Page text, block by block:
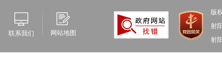
联系我们 网站地图
版
射
射